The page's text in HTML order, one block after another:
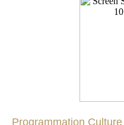
Programmation